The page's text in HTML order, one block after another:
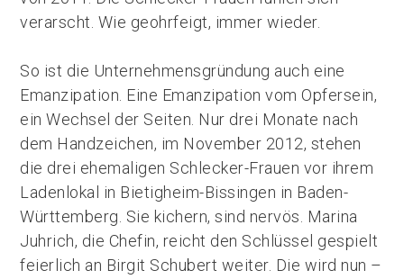
verarscht. Wie geohrfeigt, immer wieder.
So ist die Unternehmensgründung auch eine
Emanzipation. Eine Emanzipation vom Opfersein,
ein Wechsel der Seiten. Nur drei Monate nach
dem Handzeichen, im November 2012, stehen
die drei ehemaligen Schlecker-Frauen vor ihrem
Ladenlokal in Bietigheim-Bissingen in Baden-
Württemberg. Sie kichern, sind nervös. Marina
Juhrich, die Chefin, reicht den Schlüssel gespielt
feierlich an Birgit Schubert weiter. Die wird nun –